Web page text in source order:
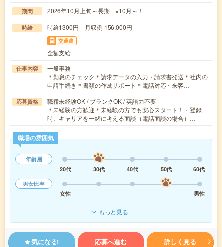
期間 2026年10月上旬～長期 ※10月～！
時給 時給1300円 月収例 156,000円
交通費
全額支給
仕事内容
一般事務
＊勤怠のチェック＊請求データの入力・請求書発送＊社内の
申請手続き＊書類の作成サポート＊電話対応・来客…
応募資格
職種未経験OK / ブランクOK / 英語力不要
＊未経験の方歓迎＊未経験の方でも安心スタート！・登録
時、キャリアを一緒に考える面談（電話面談の場合）…
職場の雰囲気
年齢層
20代
30代 40代 50代
60代
男女比率
女性
男性
もっと見る
気になる! 応募へ進む 詳しく見る